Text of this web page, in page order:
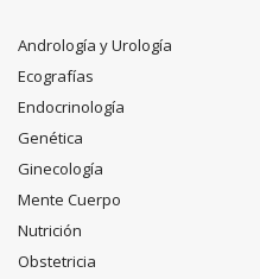
Andrología y Urología
Ecografías
Endocrinología
Genética
Ginecología
Mente Cuerpo
Nutrición
Obstetricia